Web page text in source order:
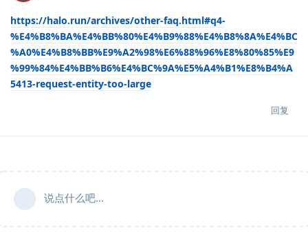
https://halo.run/archives/other-faq.html#q4-
%E4%B8%BA%E4%BB%80%E4%B9%88%E4%B8%8A%E4%BC
%A0%E4%B8%BB%E9%A2%98%E6%88%96%E8%80%85%E9
%99%84%E4%BB%B6%E4%BC%9A%E5%A4%B1%E8%B4%A
5413-request-entity-too-large
回复
说点什么吧...